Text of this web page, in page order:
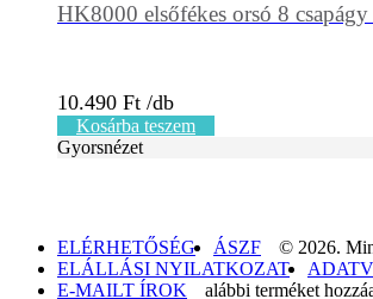
HK8000 elsőfékes orsó 8
10.490 Ft
Kosárba teszem
Gyorsnézet
ELÉRHETŐSÉG
ÁSZF
ELÁLLÁSI NYILATKOZAT
E-MAILT ÍROK
© 2026.
alábbi terméket